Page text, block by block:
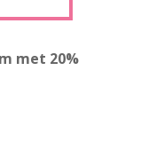
met 20%